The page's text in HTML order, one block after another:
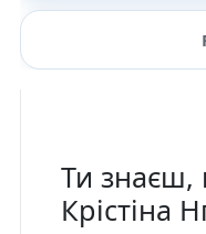
Ти знаєш,
Крістіна